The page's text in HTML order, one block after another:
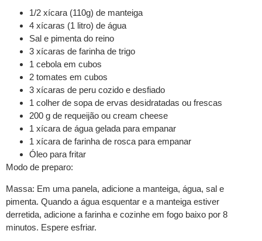
1/2 xícara (110g) de manteiga
4 xícaras (1 litro) de água
Sal e pimenta do reino
3 xícaras de farinha de trigo
1 cebola em cubos
2 tomates em cubos
3 xícaras de peru cozido e desfiado
1 colher de sopa de ervas desidratadas ou frescas
200 g de requeijão ou cream cheese
1 xícara de água gelada para empanar
1 xícara de farinha de rosca para empanar
Óleo para fritar
Modo de preparo:
Massa: Em uma panela, adicione a manteiga, água, sal e
pimenta. Quando a água esquentar e a manteiga estiver
derretida, adicione a farinha e cozinhe em fogo baixo por 8
minutos. Espere esfriar.